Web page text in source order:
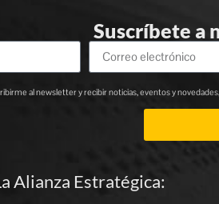
Suscríbete a
al newsletter y recibir noticias, eventos y
Alianza Estratégica: